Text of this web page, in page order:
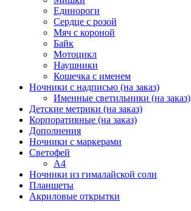
Единороги
Сердце с розой
Мяч с короной
Байк
Мотоцикл
Наушники
Кошечка с именем
Ночники с надписью (на заказ)
Именные светильники (на заказ)
Детские метрики (на заказ)
Корпоративные (на заказ)
Дополнения
Ночники с маркерами
Светофей
А4
Ночники из гималайской соли
Планшеты
Акриловые открытки